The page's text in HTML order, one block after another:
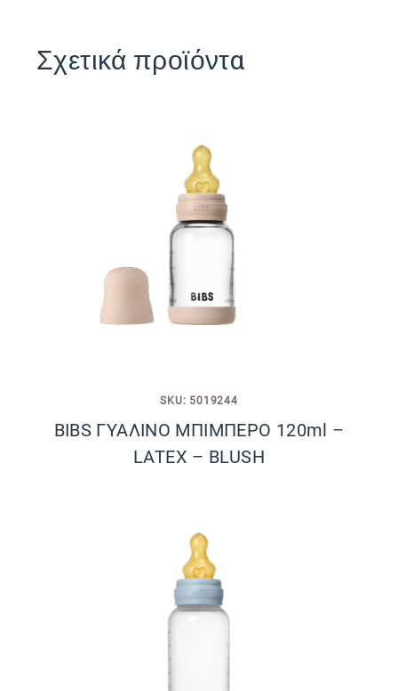
Σχετικά προϊόντα
SKU: 5019244
BIBS ΓΥΑΛΙΝΟ ΜΠΙΜΠΕΡΟ 120ml –
LATEX – BLUSH